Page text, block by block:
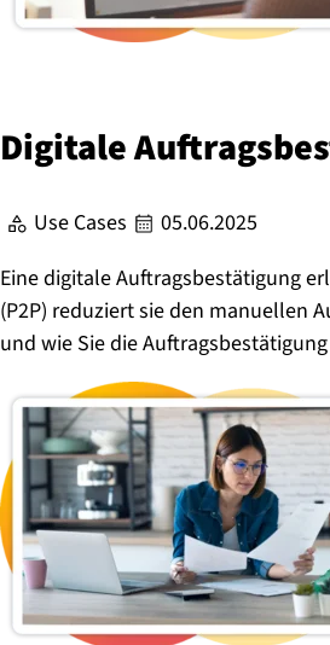
Digitale
Use Cases
05.06.2025
Eine digitale Auftragsbestätigung
(P2P) reduziert sie den manuellen
und wie Sie die